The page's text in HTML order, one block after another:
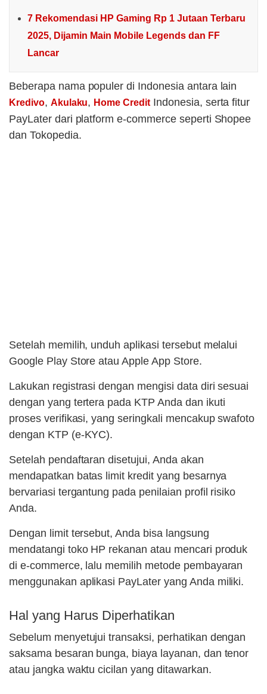
7 Rekomendasi HP Gaming Rp 1 Jutaan Terbaru
2025, Dijamin Main Mobile Legends dan FF
Lancar
Beberapa nama populer di Indonesia antara lain
Kredivo, Akulaku, Home CreditIndonesia, serta fitur
PayLater dari platform e-commerce seperti Shopee
dan Tokopedia.
Setelah memilih, unduh aplikasi tersebut melalui
Google Play Store atau Apple App Store.
Lakukan registrasi dengan mengisi data diri sesuai
dengan yang tertera pada KTP Anda dan ikuti
proses verifikasi, yang seringkali mencakup swafoto
dengan KTP (e-KYC).
Setelah pendaftaran disetujui, Anda akan
mendapatkan batas limit kredit yang besarnya
bervariasi tergantung pada penilaian profil risiko
Anda.
Dengan limit tersebut, Anda bisa langsung
mendatangi toko HP rekanan atau mencari produk
di e-commerce, lalu memilih metode pembayaran
menggunakan aplikasi PayLater yang Anda miliki.
Hal yang Harus Diperhatikan
Sebelum menyetujui transaksi, perhatikan dengan
saksama besaran bunga, biaya layanan, dan tenor
atau jangka waktu cicilan yang ditawarkan.